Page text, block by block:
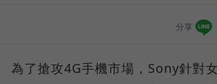
分享
為了搶攻4G手機市場，Sony針對